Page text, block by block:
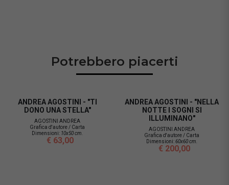
Potrebbero piacerti
ANDREA AGOSTINI - "TI
DONO UNA STELLA"
AGOSTINI ANDREA
Grafica d'autore / Carta
Dimensioni: 10x50 cm.
€ 63,00
ANDREA AGOSTINI - "NELLA
NOTTE I SOGNI SI
ILLUMINANO"
AGOSTINI ANDREA
Grafica d'autore / Carta
Dimensioni:60x60 cm.
€ 200,00